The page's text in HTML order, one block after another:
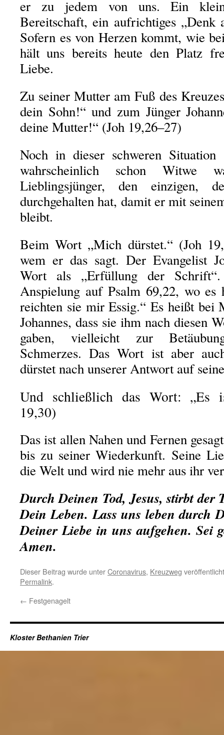
er zu jedem von uns. Ein
Bereitschaft, ein aufrichtiges „Denk
Sofern es von Herzen kommt, wie
hält uns bereits heute den Platz
Liebe.
Zu seiner Mutter am Fuß des
dein Sohn!“ und zum Jünger
deine Mutter!“ (Joh 19,26–27)
Noch in dieser schweren
wahrscheinlich schon
Lieblingsjünger, den einzigen,
durchgehalten hat, damit er mit
bleibt.
Beim Wort „Mich dürstet.“ (Joh
wem er das sagt. Der Evangelist
Wort als „Erfüllung der
Anspielung auf Psalm 69,22, wo es
reichten sie mir Essig.“ Es heißt bei
Johannes, dass sie ihm nach diesen
gaben, vielleicht zur
Schmerzes. Das Wort ist aber
dürstet nach unserer Antwort auf
Und schließlich das Wort: „Es
19,30)
Das ist allen Nahen und Fernen
bis zu seiner Wiederkunft. Seine
die Welt und wird nie mehr aus ihr
Durch Deinen Tod, Jesus, stirbt der
Dein Leben. Lass uns leben durch
Deiner Liebe in uns aufgehen. Sei
Amen.
Dieser Beitrag wurde unterCoronavirus, Kreuzweg
Permalink.
← Festgenagelt
Kloster Bethanien Trier